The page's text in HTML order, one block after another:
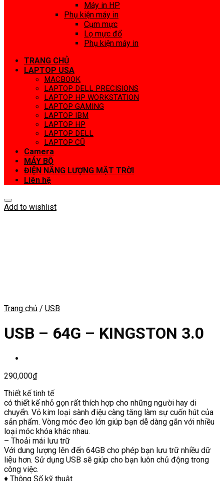
Máy in HP
Phụ kiện máy in
Cụm mực
Lọ mực đổ
Phụ kiện máy in
TRANG CHỦ
LAPTOP USA
MACBOOK
LAPTOP DELL PRECISIONS
LAPTOP HP WORKSTATION
LAPTOP GAMING
LAPTOP IBM
LAPTOP HP
LAPTOP DELL
LAPTOP CŨ
Camera
MÁY BỘ
ĐIỆN NĂNG LƯỢNG MẶT TRỜI
Liên hệ
Add to wishlist
Trang chủ / USB
USB – 64G – KINGSTON 3.0
290,000₫
Thiết kế tinh tế
có thiết kế nhỏ gọn rất thích hợp cho những người hay di
chuyển. Vỏ kim loại sành điệu càng tăng làm sự cuốn hút của
sản phẩm. Vòng móc đeo lớn giúp bạn dễ dàng gắn với nhiều
loại móc khóa khác nhau.
– Thoải mái lưu trữ
Với dung lượng lên đến 64GB cho phép bạn lưu trữ nhiều dữ
liệu hơn. Sử dụng USB sẽ giúp cho bạn luôn chủ động trong
công việc.
♦ Thông Số kỹ thuật